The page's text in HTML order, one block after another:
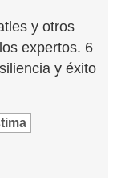
y otros
expertos. 6
y éxito